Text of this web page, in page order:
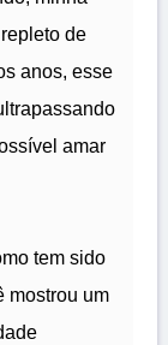
de
anos, esse
amar
tem sido
mostrou um